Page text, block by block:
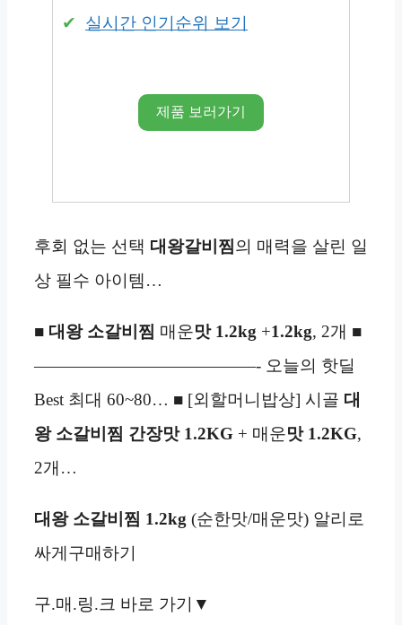
실시간 인기순위 보기
제품 보러가기
후회 없는 선택 대왕갈비찜의 매력을 살린 일
상 필수 아이템…
■ 대왕 소갈비찜 매운맛 1.2kg +1.2kg, 2개 ■
—————————————- 오늘의 핫딜
Best 최대 60~80… ■ [외할머니밥상] 시골 대
왕 소갈비찜 간장맛 1.2KG + 매운맛 1.2KG,
2개…
대왕 소갈비찜 1.2kg (순한맛/매운맛) 알리로
싸게구매하기
구.매.링.크 바로 가기▼